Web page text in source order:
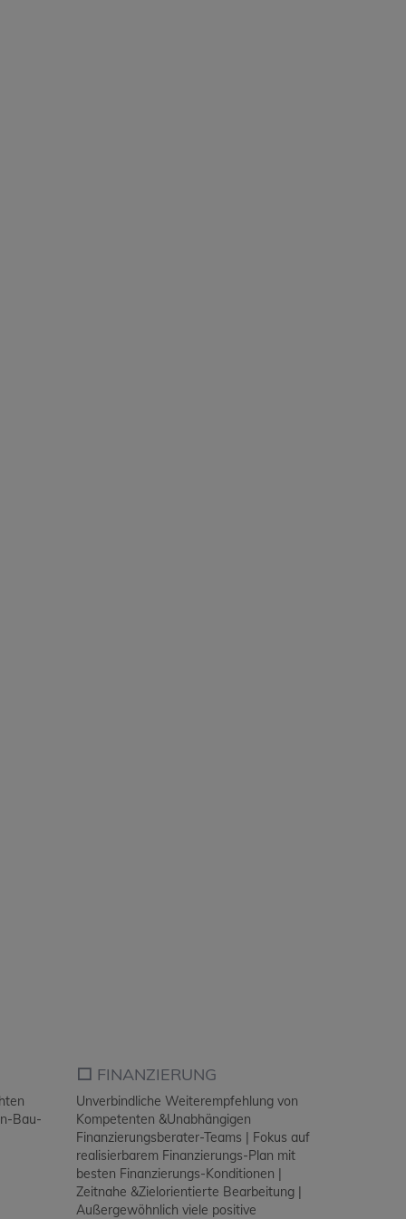
Bau-
⬜️ FINANZIERUNG
Unverbindliche Weiterempfehlung von
Kompetenten &Unabhängigen
Finanzierungsberater-Teams | Fokus auf
realisierbarem Finanzierungs-Plan mit
besten Finanzierungs-Konditionen |
Zeitnahe &Zielorientierte Bearbeitung |
Außergewöhnlich viele positive